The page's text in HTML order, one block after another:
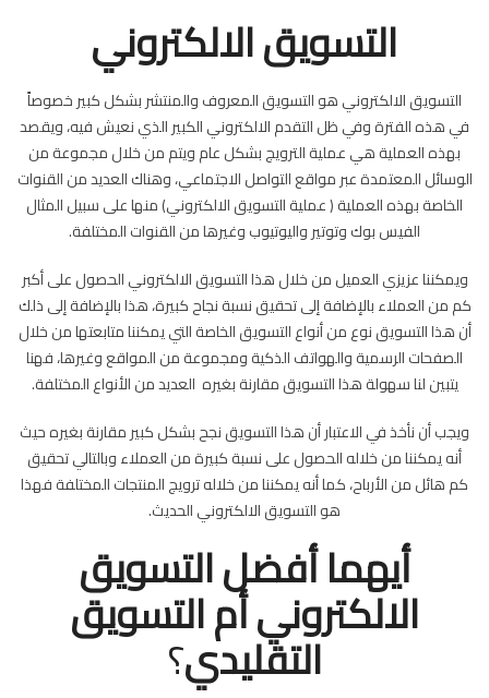
التسويق الالكتروني
التسويق الالكتروني هو التسويق المعروف والمنتشر بشكل كبير خصوصاً
في هذه الفترة وفي ظل التقدم الالكتروني الكبير الذي نعيش فيه، ويقصد
بهذه العملية هي عملية الترويج بشكل عام ويتم من خلال مجموعة من
الوسائل المعتمدة عبر مواقع التواصل الاجتماعي، وهناك العديد من القنوات
الخاصة بهذه العملية ( عملية التسويق الالكتروني) منها على سبيل المثال
الفيس بوك وتوتير واليوتيوب وغيرها من القنوات المختلفة.
ويمكننا عزيزي العميل من خلال هذا التسويق الالكتروني الحصول على أكبر
كم من العملاء بالإضافة إلى تحقيق نسبة نجاح كبيرة، هذا بالإضافة إلى ذلك
أن هذا التسويق نوع من أنواع التسويق الخاصة التي يمكننا متابعتها من خلال
الصفحات الرسمية والهواتف الذكية ومجموعة من المواقع وغيرها، فهنا
يتبين لنا سهولة هذا التسويق مقارنة بغيره العديد من الأنواع المختلفة.
ويجب أن نأخذ في الاعتبار أن هذا التسويق نجح بشكل كبير مقارنة بغيره حيث
أنه يمكننا من خلاله الحصول على نسبة كبيرة من العملاء وبالتالي تحقيق
كم هائل من الأرباح، كما أنه يمكننا من خلاله ترويج المنتجات المختلفة فهذا
هو التسويق الالكتروني الحديث.
أيهما أفضل التسويق
الالكتروني أم التسويق
التقليدي؟